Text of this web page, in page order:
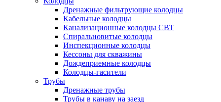
Дренажные фильтрующие колодцы
Кабельные колодцы
Канализационные колодцы СВТ
Спиральновитые колодцы
Инспекционные колодцы
Кессоны для скважины
Дождеприемные колодцы
Колодцы-гасители
Трубы
Дренажные трубы
Трубы в канаву на заезд